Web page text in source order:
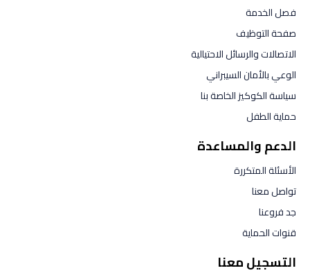
فصل الخدمة
صفحة التوظيف
الاتصالات والرسائل الاحتيالية
الوعي بالأمان السيبراني
سياسة الكوكيز الخاصة بنا
حماية الطفل
الدعم والمساعدة
الأسئلة المتكررة
تواصل معنا
جد فروعنا
قنوات الحماية
التسجيل معنا